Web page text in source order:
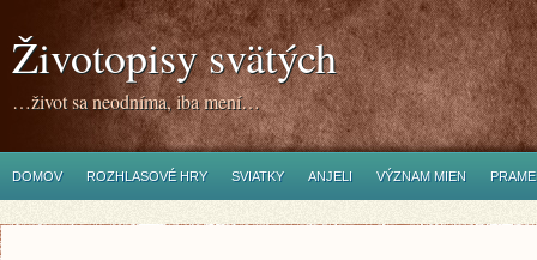
Životopisy svätých
…život sa neodníma, iba mení…
DOMOV ROZHLASOVÉ HRY SVIATKY ANJELI VÝZNAM MIEN